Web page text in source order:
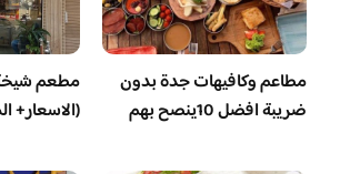
مطاعم وكافيهات جدة بدون
ضريبة افضل 10ينصح بهم
مطعم
(الاسعار+